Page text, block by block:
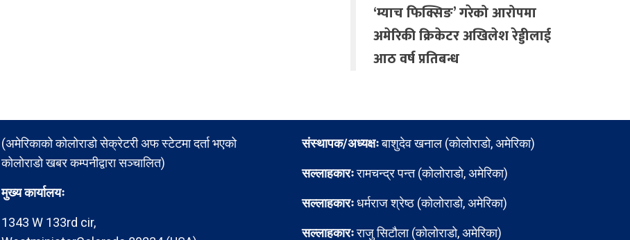
‘म्याच फिक्सिङ’ गरेको आरोपमा
अमेरिकी क्रिकेटर अखिलेश रेड्डीलाई
आठ वर्ष प्रतिबन्ध
(अमेरिकाको कोलोराडो सेक्रेटरी अफ स्टेटमा दर्ता भएको
कोलोराडो खबर कम्पनीद्वारा सञ्चालित)
मुख्य कार्यालयः
1343 W 133rd cir,
संस्थापक/अध्यक्षःबाशुदेव खनाल (कोलोराडो, अमेरिका)
सल्लाहकारःरामचन्द्र पन्त (कोलोराडो, अमेरिका)
सल्लाहकारःधर्मराज श्रेष्ठ (कोलोराडो, अमेरिका)
सल्लाहकारःराजु सिटौला (कोलोराडो, अमेरिका)